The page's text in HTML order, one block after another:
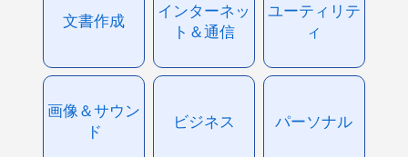
文書作成
インターネッ
ト＆通信
ユーティリテ
ィ
画像＆サウン
ド
ビジネス パーソナル